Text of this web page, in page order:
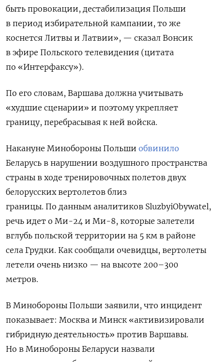
быть провокации, дестабилизация Польши
в период избирательной кампании, то же
коснется Литвы и Латвии», — сказал Вонсик
в эфире Польского телевидения (цитата
по «Интерфаксу»).
По его словам, Варшава должна учитывать
«худшие сценарии» и поэтому укрепляет
границу, перебрасывая к ней войска.
Накануне Минобороны Польши обвинило
Беларусь в нарушении воздушного пространства
страны в ходе тренировочных полетов двух
белорусских вертолетов близ
границы. По данным аналитиков SluzbyiObywatel,
речь идет о Ми-24 и Ми-8, которые залетели
вглубь польской территории на 5 км в районе
села Грудки. Как сообщали очевидцы, вертолеты
летели очень низко — на высоте 200–300
метров.
В Минобороны Польши заявили, что инцидент
показывает: Москва и Минск «активизировали
гибридную деятельность» против Варшавы.
Но в Минобороны Беларуси назвали